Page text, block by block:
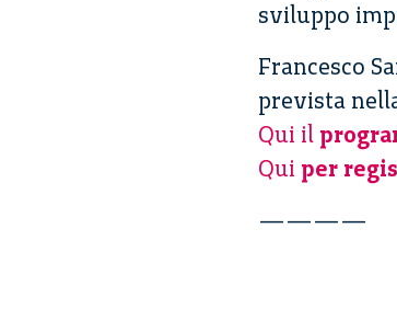
sviluppo
Francesco
prevista
Qui il
Qui per
————